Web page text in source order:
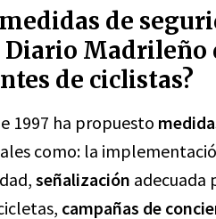
de
Madrileño
de ciclistas?
1997 ha propuesto
como: la
señalización adecuada
campañas de